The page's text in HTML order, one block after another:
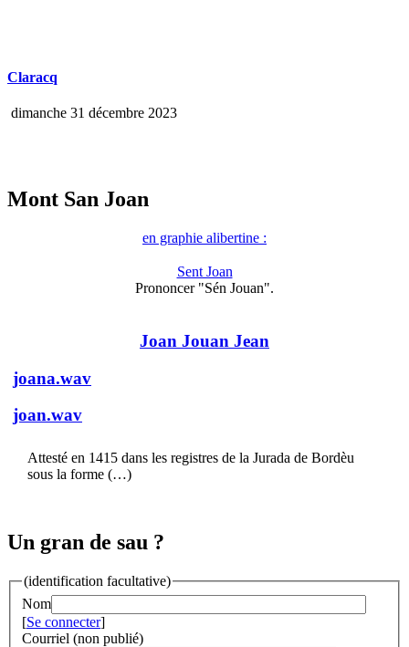
Claracq
dimanche 31 décembre 2023
Mont San Joan
en graphie alibertine :
Sent Joan
Prononcer "Sén Jouan".
Joan Jouan Jean
joana.wav
joan.wav
Attesté en 1415 dans les registres de la Jurada de Bordèu
sous la forme (…)
Un gran de sau ?
(identification facultative)
Nom
[Se connecter]
Courriel (non publié)